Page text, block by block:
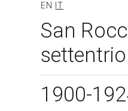
EN IT
San
1900-